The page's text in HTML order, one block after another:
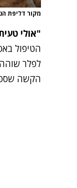
מקור דליפת
"אולי
הטיפול
לפלר
הקשה